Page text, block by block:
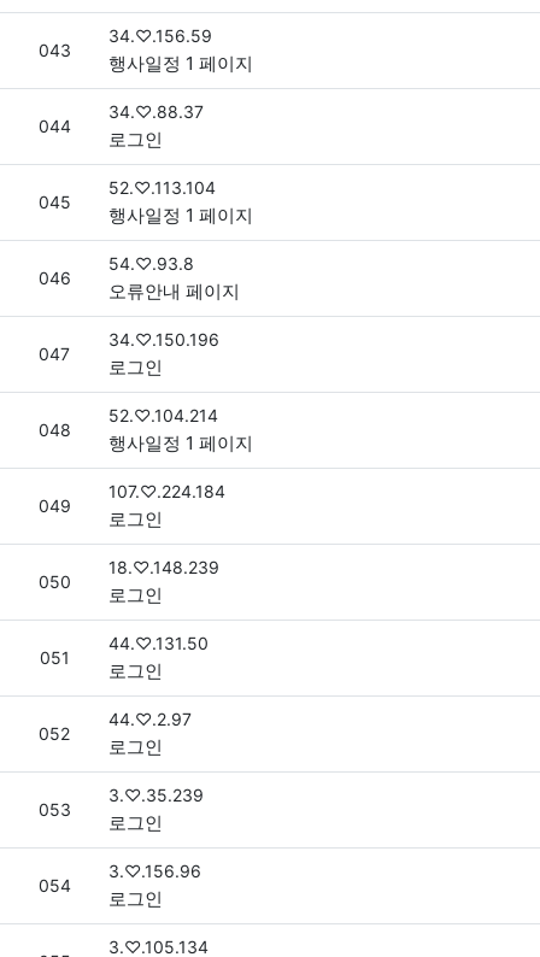
번호
043
접속자
34.♡.156.59
행사일정 1 페이지
번호
044
접속자
34.♡.88.37
로그인
번호
045
접속자
52.♡.113.104
행사일정 1 페이지
번호
046
접속자
54.♡.93.8
오류안내 페이지
번호
047
접속자
34.♡.150.196
로그인
번호
048
접속자
52.♡.104.214
행사일정 1 페이지
번호
049
접속자
107.♡.224.184
로그인
번호
050
접속자
18.♡.148.239
로그인
번호
051
접속자
44.♡.131.50
로그인
번호
052
접속자
44.♡.2.97
로그인
번호
053
접속자
3.♡.35.239
로그인
번호
054
접속자
3.♡.156.96
로그인
접속자
3.♡.105.134